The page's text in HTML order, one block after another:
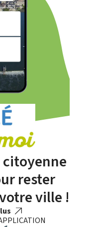
citoyenne
rester
ville !